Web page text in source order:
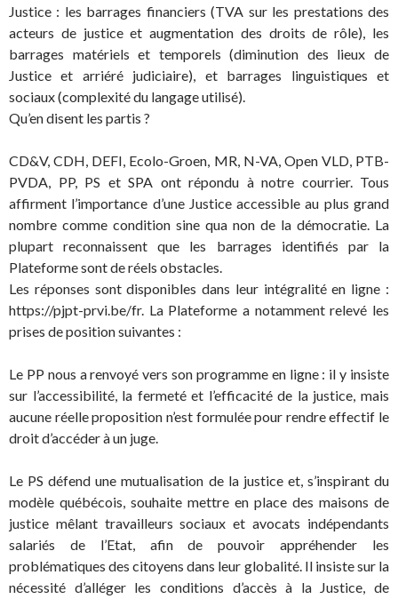
Justice : les barrages financiers (TVA sur les prestations des
acteurs de justice et augmentation des droits de rôle), les
barrages matériels et temporels (diminution des lieux de
Justice et arriéré judiciaire), et barrages linguistiques et
sociaux (complexité du langage utilisé).
Qu’en disent les partis ?
CD&V, CDH, DEFI, Ecolo-Groen, MR, N-VA, Open VLD, PTB-
PVDA, PP, PS et SPA ont répondu à notre courrier. Tous
affirment l’importance d’une Justice accessible au plus grand
nombre comme condition sine qua non de la démocratie. La
plupart reconnaissent que les barrages identifiés par la
Plateforme sont de réels obstacles.
Les réponses sont disponibles dans leur intégralité en ligne :
https://pjpt-prvi.be/fr. La Plateforme a notamment relevé les
prises de position suivantes :
Le PP nous a renvoyé vers son programme en ligne : il y insiste
sur l’accessibilité, la fermeté et l’efficacité de la justice, mais
aucune réelle proposition n’est formulée pour rendre effectif le
droit d’accéder à un juge.
Le PS défend une mutualisation de la justice et, s’inspirant du
modèle québécois, souhaite mettre en place des maisons de
justice mêlant travailleurs sociaux et avocats indépendants
salariés de l’Etat, afin de pouvoir appréhender les
problématiques des citoyens dans leur globalité. Il insiste sur la
nécessité d’alléger les conditions d’accès à la Justice, de